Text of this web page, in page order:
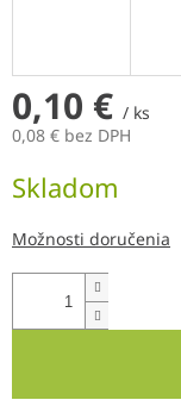
0,10 € / ks
0,08 € bez DPH
cena:
Skladom
Možnosti doručenia